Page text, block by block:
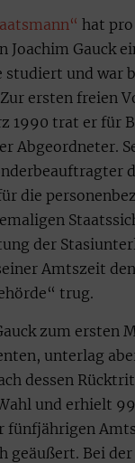
hat
Joachim Gauck
studiert und war
ersten freien
1990 trat er für
Abgeordneter.
die
der
Amtszeit
trug.
zum ersten
unterlag
dessen
und erhielt
fünfjährigen
geäußert. Bei